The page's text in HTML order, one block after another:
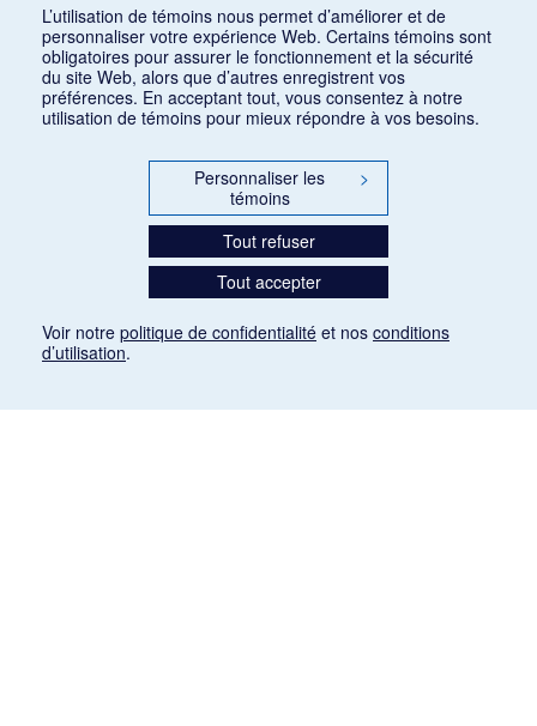
L’utilisation de témoins nous permet d’améliorer et de
personnaliser votre expérience Web. Certains témoins sont
obligatoires pour assurer le fonctionnement et la sécurité
du site Web, alors que d’autres enregistrent vos
préférences. En acceptant tout, vous consentez à notre
utilisation de témoins pour mieux répondre à vos besoins.
Personnaliser les
témoins
>
Tout refuser
Tout accepter
Voir notre politique de confidentialité et nos conditions
d’utilisation.